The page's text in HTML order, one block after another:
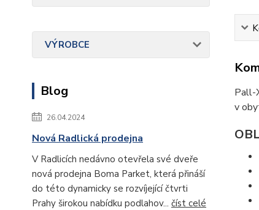
VÝROBCE
Blog
26.04.2024
Nová Radlická prodejna
V Radlicích nedávno otevřela své dveře
nová prodejna Boma Parket, která přináší
do této dynamicky se rozvíjející čtvrti
Prahy širokou nabídku podlahov... číst celé
Pall-
v